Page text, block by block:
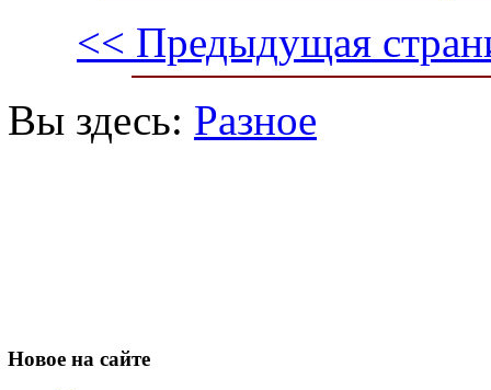
<< Предыдущая
Вы здесь: Разное
Новое на сайте